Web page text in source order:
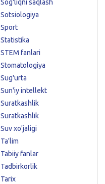
Sog'liqni saqlash
Sotsiologiya
Sport
Statistika
STEM fanlari
Stomatologiya
Sug'urta
Sun'iy intellekt
Suratkashlik
Suratkashlik
Suv xo'jaligi
Ta'lim
Tabiiy fanlar
Tadbirkorlik
Tarix